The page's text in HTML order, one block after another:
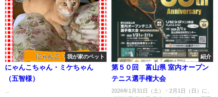
我が家のペット
にゃんこちゃん・ミケちゃん
（五智様）
紹介
第５０回 富山県 室内オープン
テニス選手権大会
2026年1月31日（土）・2月1日（日）に、